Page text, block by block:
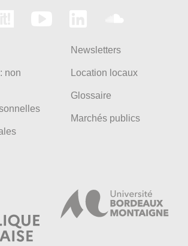
non
Newsletters
Location locaux
Glossaire
Marchés publics